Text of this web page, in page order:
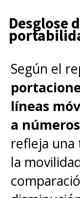
Desglose
Según el
líneas
a
refleja una
la